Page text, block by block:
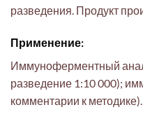
разведения. Продукт
Применение:
Иммуноферментный
разведение 1:10 000);
комментарии к методике).